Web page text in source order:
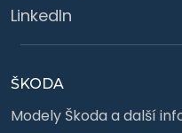
LinkedIn
ŠKODA
Modely Škoda a další